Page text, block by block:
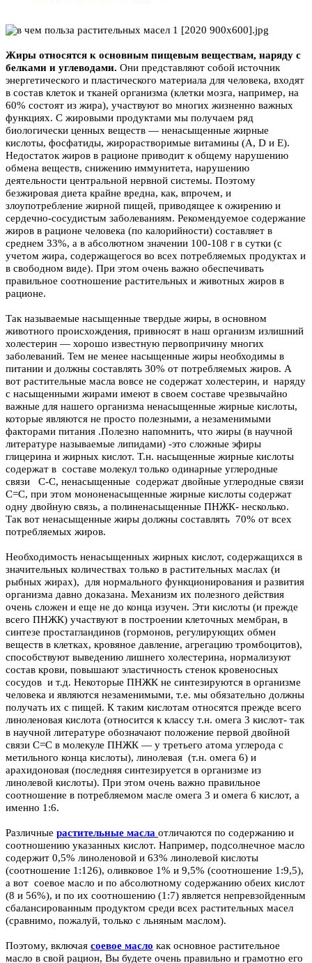
Жиры относятся к основным пищевым веществам, наряду с
белками и углеводами. Они представляют собой источник
энергетического и пластического материала для человека, входят
в состав клеток и тканей организма (клетки мозга, например, на
60% состоят из жира), участвуют во многих жизненно важных
функциях. С жировыми продуктами мы получаем ряд
биологически ценных веществ — ненасыщенные жирные
кислоты, фосфатиды, жирорастворимые витамины (A, D и Е).
Недостаток жиров в рационе приводит к общему нарушению
обмена веществ, снижению иммунитета, нарушению
деятельности центральной нервной системы. Поэтому
безжировая диета крайне вредна, как, впрочем, и
злоупотребление жирной пищей, приводящее к ожирению и
сердечно-сосудистым заболеваниям. Рекомендуемое содержание
жиров в рационе человека (по калорийности) составляет в
среднем 33%, а в абсолютном значении 100-108 г в сутки (с
учетом жира, содержащегося во всех потребляемых продуктах и
в свободном виде). При этом очень важно обеспечивать
правильное соотношение растительных и животных жиров в
рационе.
Так называемые насыщенные твердые жиры, в основном
животного происхождения, привносят в наш организм излишний
холестерин — хорошо известную первопричину многих
заболеваний. Тем не менее насыщенные жиры необходимы в
питании и должны составлять 30% от потребляемых жиров. А
вот растительные масла вовсе не содержат холестерин, и наряду
с насыщенными жирами имеют в своем составе чрезвычайно
важные для нашего организма ненасыщенные жирные кислоты,
которые являются не просто полезными, а незаменимыми
факторами питания .Полезно напомнить, что жиры (в научной
литературе называемые липидами) -это сложные эфиры
глицерина и жирных кислот. Т.н. насыщенные жирные кислоты
содержат в составе молекул только одинарные углеродные
связи С-С, ненасыщенные содержат двойные углеродные связи
С=С, при этом мононенасыщенные жирные кислоты содержат
одну двойную связь, а полиненасыщенные ПНЖК- несколько.
Так вот ненасыщенные жиры должны составлять 70% от всех
потребляемых жиров.
Необходимость ненасыщенных жирных кислот, содержащихся в
значительных количествах только в растительных маслах (и
рыбных жирах), для нормального функционирования и развития
организма давно доказана. Механизм их полезного действия
очень сложен и еще не до конца изучен. Эти кислоты (и прежде
всего ПНЖК) участвуют в построении клеточных мембран, в
синтезе простагландинов (гормонов, регулирующих обмен
веществ в клетках, кровяное давление, агрегацию тромбоцитов),
способствуют выведению лишнего холестерина, нормализуют
состав крови, повышают эластичность стенок кровеносных
сосудов и т.д. Некоторые ПНЖК не синтезируются в организме
человека и являются незаменимыми, т.е. мы обязательно должны
получать их с пищей. К таким кислотам относятся прежде всего
линоленовая кислота (относится к классу т.н. омега 3 кислот- так
в научной литературе обозначают положение первой двойной
связи С=С в молекуле ПНЖК — у третьего атома углерода с
метильного конца кислоты), линолевая (т.н. омега 6) и
арахидоновая (последняя синтезируется в организме из
линолевой кислоты). При этом очень важно правильное
соотношение в потребляемом масле омега 3 и омега 6 кислот, а
именно 1:6.
Различные растительные масла отличаются по содержанию и
соотношению указанных кислот. Например, подсолнечное масло
содержит 0,5% линоленовой и 63% линолевой кислоты
(соотношение 1:126), оливковое 1% и 9,5% (соотношение 1:9,5),
а вот соевое масло и по абсолютному содержанию обеих кислот
(8 и 56%), и по их соотношению (1:7) является непревзойденным
сбалансированным продуктом среди всех растительных масел
(сравнимо, пожалуй, только с льняным маслом).
Поэтому, включая соевое масло как основное растительное
масло в свой рацион, Вы будете очень правильно и грамотно его